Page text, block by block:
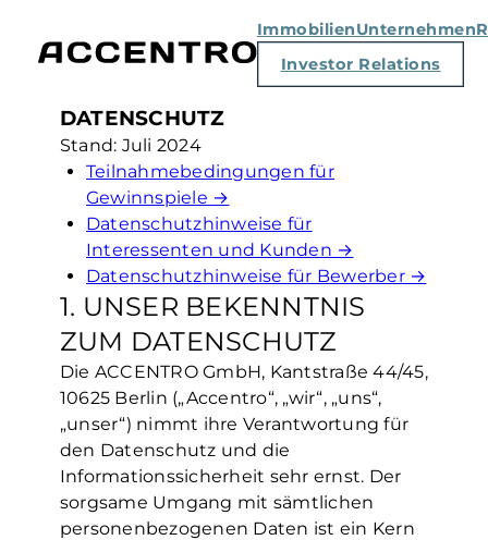
ImmobilienUnternehmen
Investor Relations
DATENSCHUTZ
Stand: Juli 2024
Teilnahmebedingungen für
Gewinnspiele ‭→
Datenschutzhinweise für
Interessenten und Kunden ‭→
Datenschutzhinweise für Bewerber‭ →
1. UNSER BEKENNTNIS
ZUM DATENSCHUTZ
Die ACCENTRO GmbH, Kantstraße 44/45,
10625 Berlin („Accentro“, „wir“, „uns“,
„unser“) nimmt ihre Verantwortung für
den Datenschutz und die
Informationssicherheit sehr ernst. Der
sorgsame Umgang mit sämtlichen
personenbezogenen Daten ist ein Kern